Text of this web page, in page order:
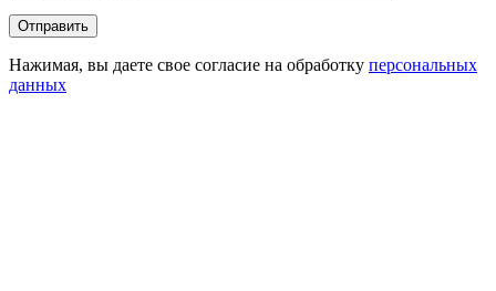
Нажимая, вы даете свое согласие на обработку персональных
данных